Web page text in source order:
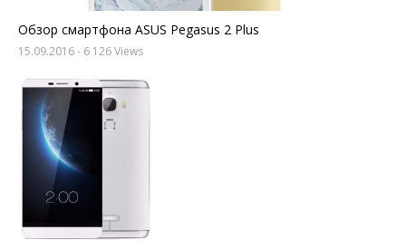
Обзор смартфона ASUS Pegasus 2 Plus
15.09.2016- 6 126 Views